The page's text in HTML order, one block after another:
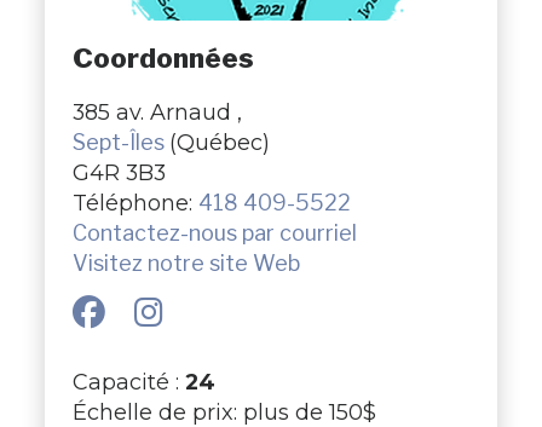
Coordonnées
385 av. Arnaud ,
Sept-Îles (Québec)
G4R 3B3
Téléphone: 418 409-5522
Contactez-nous par courriel
Visitez notre site Web
Capacité : 24
Échelle de prix: plus de 150$